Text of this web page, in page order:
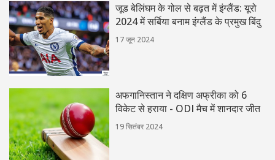
जूड बेलिंघम के गोल से बढ़त में इंग्लैंड: यूरो
2024 में सर्बिया बनाम इंग्लैंड के प्रमुख बिंदु
17 जून 2024
अफगानिस्तान ने दक्षिण अफ्रीका को 6
विकेट से हराया - ODI मैच में शानदार जीत
19 सितंबर 2024